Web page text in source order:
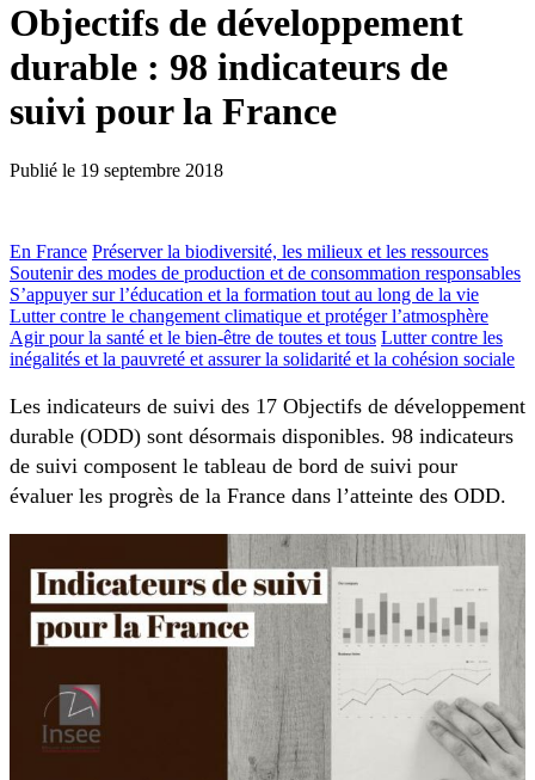
Objectifs de développement
durable : 98 indicateurs de
suivi pour la France
Publié le 19 septembre 2018
En France Préserver la biodiversité, les milieux et les ressources
Soutenir des modes de production et de consommation responsables
S’appuyer sur l’éducation et la formation tout au long de la vie
Lutter contre le changement climatique et protéger l’atmosphère
Agir pour la santé et le bien-être de toutes et tous Lutter contre les
inégalités et la pauvreté et assurer la solidarité et la cohésion sociale
Les indicateurs de suivi des 17 Objectifs de développement
durable (ODD) sont désormais disponibles. 98 indicateurs
de suivi composent le tableau de bord de suivi pour
évaluer les progrès de la France dans l’atteinte des ODD.